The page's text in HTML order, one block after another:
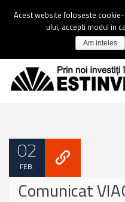
02
FEB.
Comunicat
Acest website foloseste
ului, accepti modul in
Am inteles